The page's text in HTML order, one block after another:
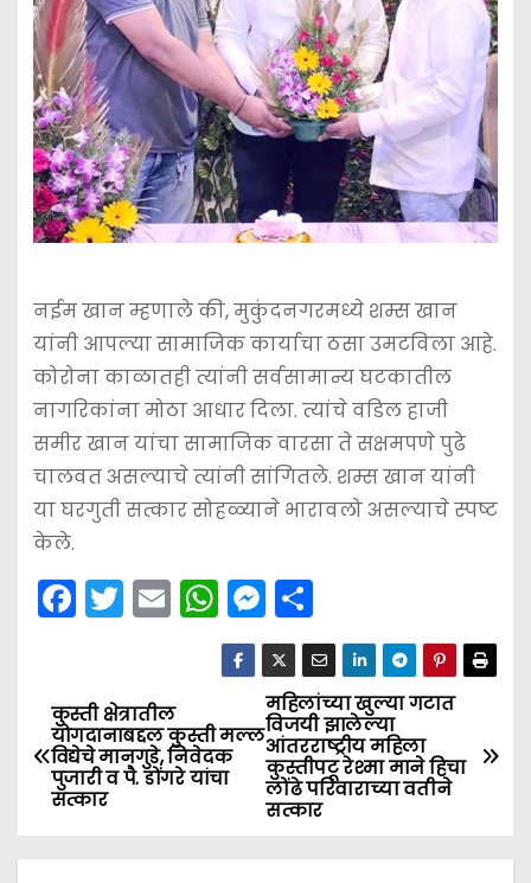
नईम खान म्हणाले की, मुकुंदनगरमध्ये शम्स खान
यांनी आपल्या सामाजिक कार्याचा ठसा उमटविला आहे.
कोरोना काळातही त्यांनी सर्वसामान्य घटकातील
नागरिकांना मोठा आधार दिला. त्यांचे वडिल हाजी
समीर खान यांचा सामाजिक वारसा ते सक्षमपणे पुढे
चालवत असल्याचे त्यांनी सांगितले. शम्स खान यांनी
या घरगुती सत्कार सोहळ्याने भारावलो असल्याचे स्पष्ट
केले.
F
a
e
b
o
k
T
w
er
E
m
l
W
h
a
A
p
M
e
s
s
e
n
g
er
S
h
ar
e
P
o
s
t
महिलांच्या खुल्या गटात
विजयी झालेल्या
आंतरराष्ट्रीय महिला
कुस्तीपटू रेश्मा माने हिचा
लोंढे परिवाराच्या वतीने
सत्कार
कुस्ती क्षेत्रातील
योगदानाबद्दल कुस्ती मल्ल
विद्येचे मानगुडे, निवेदक
पुजारी व पै. डोंगरे यांचा
सत्कार